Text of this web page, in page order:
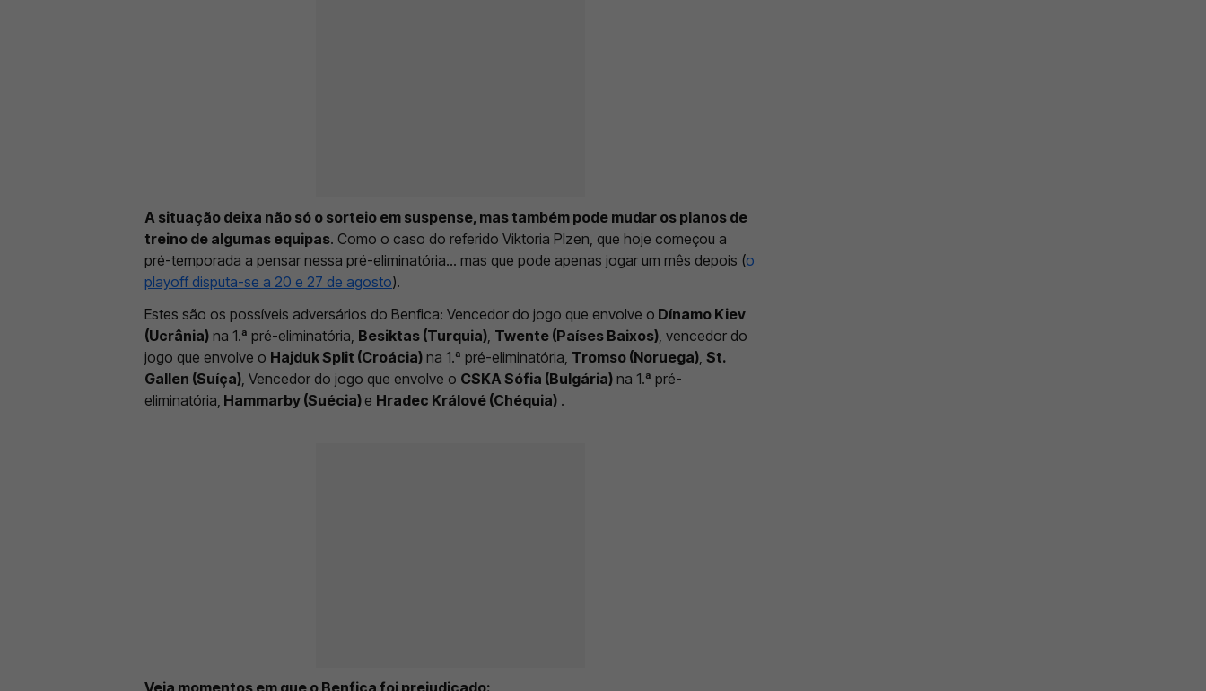
A situação deixa não só o sorteio em suspense, mas também pode mudar os planos de
treino de algumas equipas. Como o caso do referido Viktoria Plzen, que hoje começou a
pré-temporada a pensar nessa pré-eliminatória... mas que pode apenas jogar um mês depois (o
playoff disputa-se a 20 e 27 de agosto).
Estes são os possíveis adversários do Benfica: Vencedor do jogo que envolve o Dínamo Kiev
(Ucrânia) na 1.ª pré-eliminatória, Besiktas (Turquia) Twente (Países Baixos) , vencedor do
jogo que envolve o Hajduk Split (Croácia) na 1.ª pré-eliminatória, Tromso (Noruega) St.
Gallen (Suíça) , Vencedor do jogo que envolve o CSKA Sófia (Bulgária) na 1.ª pré-
eliminatória, Hammarby (Suécia) e Hradec Králové (Chéquia) .
Veja momentos em que o Benfica foi prejudicado: